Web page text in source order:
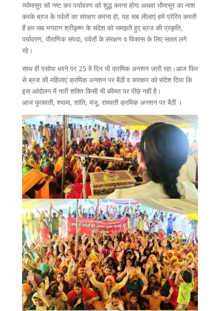
व्योमासुर को नष्ट कर पर्यावरण को शुद्ध करना होगा अथवा भौमासुर का नाश
करके ब्रज के पर्वतों का संरक्षण करना हो, यह सब लीलाएं हमें प्रेरित करती
हैं हम सब भगवान श्रीकृष्ण के संदेश को समझते हुए ब्रज की प्रकृति,
पर्यावरण, पौराणिक संपदा, पर्वतों के संरक्षण व विकास के लिए सतत लगे
रहे।
साथ ही पसोपा धरने पर 25 वें दिन भी क्रमिक अनशन जारी रहा।आज फिर
से ब्रज की महिलाएं क्रमिक अनशन पर बैठी व सरकार को संदेश दिया कि
इस आंदोलन में नारी शक्ति किसी भी कीमत पर पीछे नहीं है।
आज फूलवती, श्यामा, शांति, मंजू, रामवती क्रमिक अनशन पर बैठीं ।